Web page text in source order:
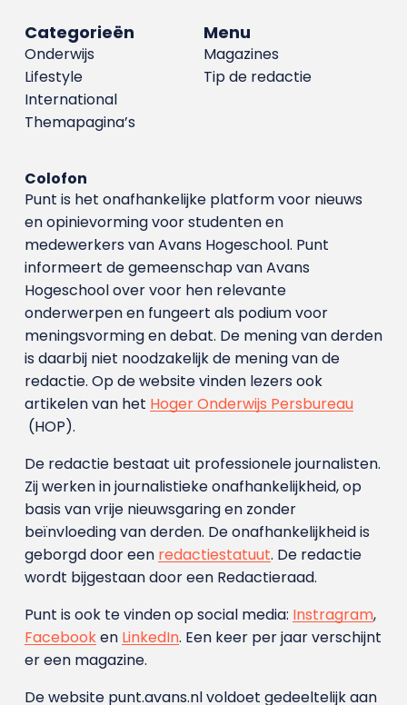
Menu
Magazines
Tip de redactie
Categorieën
Onderwijs
Lifestyle
International
Themapagina’s
Colofon
Punt is het onafhankelijke platform voor nieuws
en opinievorming voor studenten en
medewerkers van Avans Hoge­school. Punt
informeert de gemeenschap van Avans
Hogeschool over voor hen relevante
onderwerpen en fungeert als podium voor
meningsvorming en debat. De mening van derden
is daarbij niet noodzakelijk de mening van de
redactie. Op de website vinden lezers ook
artikelen van het Hoger Onderwijs Persbureau
(HOP).
De redactie bestaat uit professionele journalisten.
Zij werken in journalistieke onafhankelijkheid, op
basis van vrije nieuwsgaring en zonder
beïnvloeding van derden. De onafhankelijkheid is
geborgd door een redactiestatuut. De redactie
wordt bijgestaan door een Redactieraad.
Punt is ook te vinden op social media: Instragram,
Facebooken LinkedIn. Een keer per jaar verschijnt
er een magazine.
De website punt.avans.nl voldoet gedeeltelijk aan